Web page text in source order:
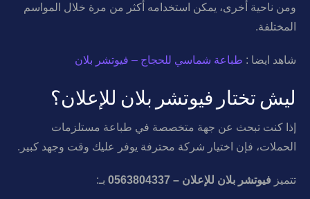
ومن ناحية أخرى، يمكن استخدامه أكثر من مرة خلال المواسم
المختلفة.
شاهد ايضا : طباعة شماسي للحجاج – فيوتشر بلان
ليش تختار فيوتشر بلان للإعلان؟
إذا كنت تبحث عن جهة متخصصة في طباعة مستلزمات
الحملات، فإن اختيار شركة محترفة يوفر عليك وقت وجهد كبير.
تتميز فيوتشر بلان للإعلان – 0563804337 بـ: